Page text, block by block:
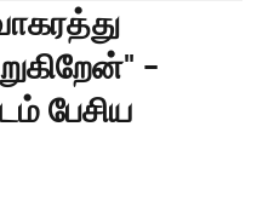
-
பேசிய